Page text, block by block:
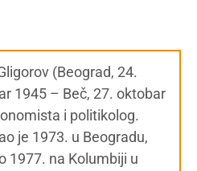
(Beograd, 24.
1945 – Beč, 27. oktobar
i politikolog.
je 1973. u Beogradu,
1977. na Kolumbiji u